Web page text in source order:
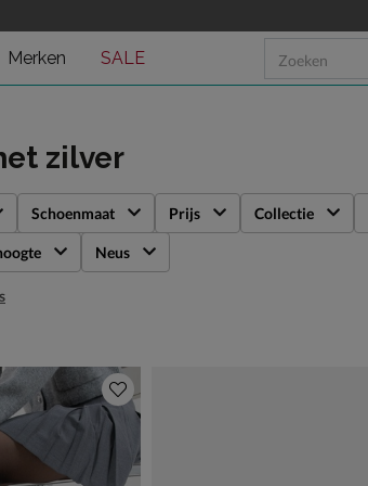
Merken SALE
zilver
Schoenmaat Prijs Collectie
Neus